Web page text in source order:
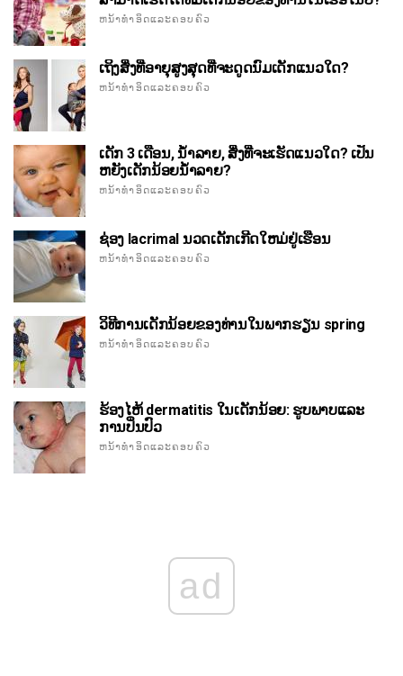
ຫນ້າທໍາອິດແລະຄອບຄົວ
ເຖິງສິ່ງທີ່ອາຍຸສູງສຸດທີ່ຈະດູດນົມເດັກແນວໃດ?
ຫນ້າທໍາອິດແລະຄອບຄົວ
ເດັກ 3 ເດືອນ, ນ້ໍາລາຍ, ສິ່ງທີ່ຈະເຮັດແນວໃດ? ເປັນ
ຫຍັງເດັກນ້ອຍນ້ໍາລາຍ?
ຫນ້າທໍາອິດແລະຄອບຄົວ
ຊ່ອງ lacrimal ນວດເດັກເກີດໃຫມ່ຢູ່ເຮືອນ
ຫນ້າທໍາອິດແລະຄອບຄົວ
ວິທີການເດັກນ້ອຍຂອງທ່ານໃນພາກຮຽນ spring
ຫນ້າທໍາອິດແລະຄອບຄົວ
ຮ້ອງໄຫ້ dermatitis ໃນເດັກນ້ອຍ: ຮູບພາບແລະ
ການປິ່ນປົວ
ຫນ້າທໍາອິດແລະຄອບຄົວ
ad